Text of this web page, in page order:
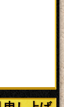
紋章1柱
トされ
テトの
プレゼン